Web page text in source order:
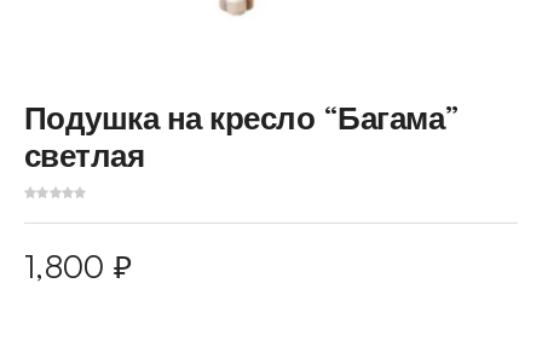
Подушка на кресло “Багама”
светлая
1,800 ₽